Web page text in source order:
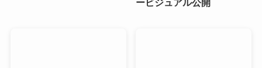
ービジュアル公開